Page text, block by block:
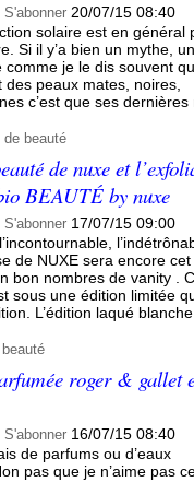
S'abonner 20/07/15 08:40
solaire est en général
Si il y’a bien un mythe,
comme je le dis souvent
des peaux mates, noires,
c’est que ses dernières
beauté
de nuxe et
BEAUTÉ by nuxe
S'abonner 17/07/15 09:00
de NUXE sera encore
bon nombres de vanity .
sous une édition limitée
L’édition laqué
roger & gallet
S'abonner 16/07/15 08:40
de parfums ou d’eaux
pas que je n’aime pas